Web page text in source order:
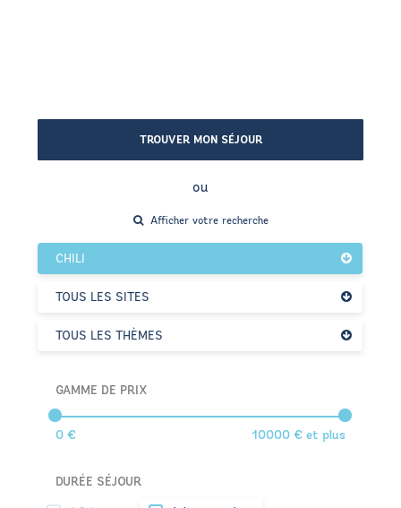
TROUVER MON SÉJOUR
ou
Afficher votre recherche
CHILI
TOUS LES SITES
TOUS LES THÈMES
GAMME DE PRIX
0 € 10000 € et plus
DURÉE SÉJOUR